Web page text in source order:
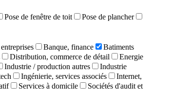
Pose de fenêtre de toit
Pose de plancher
Banque, finance
Batiments
Distribution, commerce de détail
Energie
Industrie / production autres
Industrie
Ingénierie, services associés
Internet,
Services à domicile
Sociétés d'audit et